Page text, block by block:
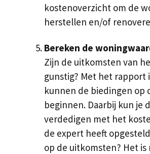
kostenoverzicht om de
herstellen en/of
Bereken de
Zijn de uitkomsten van
gunstig? Met het rapport
kunnen de biedingen op
beginnen. Daarbij kun je
verdedigen met het
de expert heeft
op de uitkomsten? Het